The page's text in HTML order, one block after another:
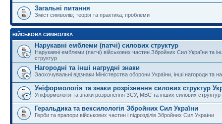
Загальні питання
Зміст символів; теорія та практика; проблеми
ВІЙСЬКОВА СИМВОЛІКА
Нарукавні емблеми (патчі) силових структур
Нарукавні емблеми (патчі) військових частин Збройних Сил України та
структур
Нагородні та інші нагрудні знаки
Заохочувальні відзнаки Міністерства оборони України, інші нагороди та
Уніформологія та знаки розрізнення силових структур
Уніформологія та знаки розрізнення ЗСУ, МВС та інших силових структур
Геральдика та вексилологія Збройних Сил України
Герби та прапори військових частин і підрозділів Збройних Сил України